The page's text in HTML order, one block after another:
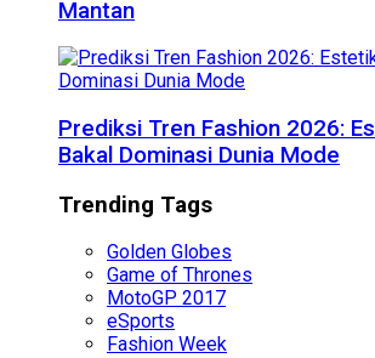
Mantan
Prediksi Tren Fashion 2026:
Bakal Dominasi Dunia Mode
Trending Tags
Golden Globes
Game of Thrones
MotoGP 2017
eSports
Fashion Week